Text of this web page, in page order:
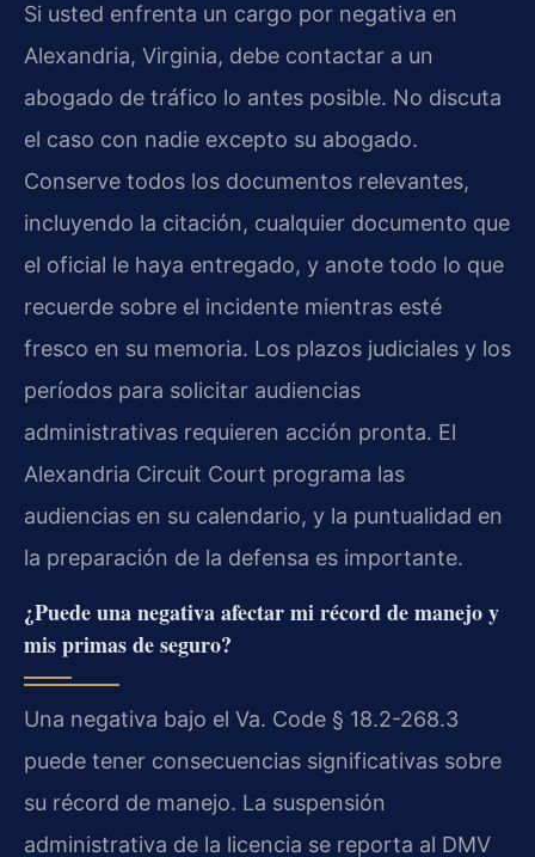
Si usted enfrenta un cargo por negativa en
Alexandria, Virginia, debe contactar a un
abogado de tráfico lo antes posible. No discuta
el caso con nadie excepto su abogado.
Conserve todos los documentos relevantes,
incluyendo la citación, cualquier documento que
el oficial le haya entregado, y anote todo lo que
recuerde sobre el incidente mientras esté
fresco en su memoria. Los plazos judiciales y los
períodos para solicitar audiencias
administrativas requieren acción pronta. El
Alexandria Circuit Court programa las
audiencias en su calendario, y la puntualidad en
la preparación de la defensa es importante.
¿Puede una negativa afectar mi récord de manejo y
mis primas de seguro?
Una negativa bajo el Va. Code § 18.2-268.3
puede tener consecuencias significativas sobre
su récord de manejo. La suspensión
administrativa de la licencia se reporta al DMV